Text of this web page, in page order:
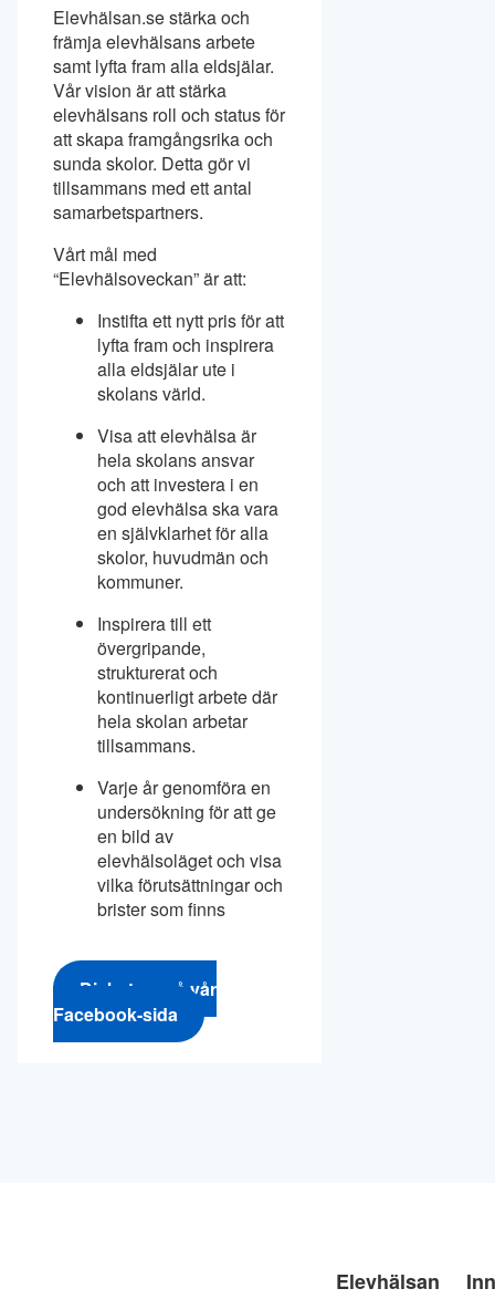
Elevhälsan.se stärka och
främja elevhälsans arbete
samt lyfta fram alla eldsjälar.
Vår vision är att stärka
elevhälsans roll och status för
att skapa framgångsrika och
sunda skolor. Detta gör vi
tillsammans med ett antal
samarbetspartners.
Vårt mål med
“Elevhälsoveckan” är att:
Instifta ett nytt pris för att
lyfta fram och inspirera
alla eldsjälar ute i
skolans värld.
Visa att elevhälsa är
hela skolans ansvar
och att investera i en
god elevhälsa ska vara
en självklarhet för alla
skolor, huvudmän och
kommuner.
Inspirera till ett
övergripande,
strukturerat och
kontinuerligt arbete där
hela skolan arbetar
tillsammans.
Varje år genomföra en
undersökning för att ge
en bild av
elevhälsoläget och visa
vilka förutsättningar och
brister som finns
Diskutera på vår
Facebook-sida
Elevhälsan